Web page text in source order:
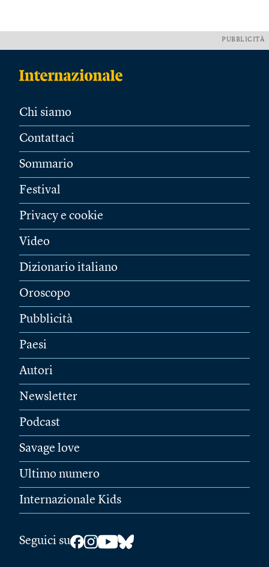
PUBBLICITÀ
Chi siamo
Contattaci
Sommario
Festival
Privacy e cookie
Video
Dizionario italiano
Oroscopo
Pubblicità
Paesi
Autori
Newsletter
Podcast
Savage love
Ultimo numero
Internazionale Kids
Seguici su